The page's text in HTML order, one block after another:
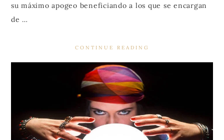
su máximo apogeo beneficiando a los que se encargan
de …
CONTINUE READING